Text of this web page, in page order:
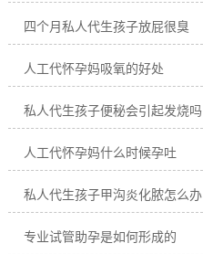
四个月私人代生孩子放屁很臭
人工代怀孕妈吸氧的好处
私人代生孩子便秘会引起发烧吗
人工代怀孕妈什么时候孕吐
私人代生孩子甲沟炎化脓怎么办
专业试管助孕是如何形成的